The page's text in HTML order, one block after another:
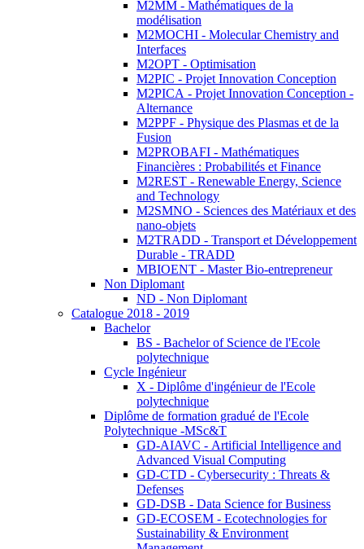
M2MM - Mathématiques de la
modélisation
M2MOCHI - Molecular Chemistry and
Interfaces
M2OPT - Optimisation
M2PIC - Projet Innovation Conception
M2PICA - Projet Innovation Conception -
Alternance
M2PPF - Physique des Plasmas et de la
Fusion
M2PROBAFI - Mathématiques
Financières : Probabilités et Finance
M2REST - Renewable Energy, Science
and Technology
M2SMNO - Sciences des Matériaux et des
nano-objets
M2TRADD - Transport et Développement
Durable - TRADD
MBIOENT - Master Bio-entrepreneur
Non Diplomant
ND - Non Diplomant
Catalogue 2018 - 2019
Bachelor
BS - Bachelor of Science de l'Ecole
polytechnique
Cycle Ingénieur
X - Diplôme d'ingénieur de l'Ecole
polytechnique
Diplôme de formation gradué de l'Ecole
Polytechnique -MSc&T
GD-AIAVC - Artificial Intelligence and
Advanced Visual Computing
GD-CTD - Cybersecurity : Threats &
Defenses
GD-DSB - Data Science for Business
GD-ECOSEM - Ecotechnologies for
Sustainability & Environment